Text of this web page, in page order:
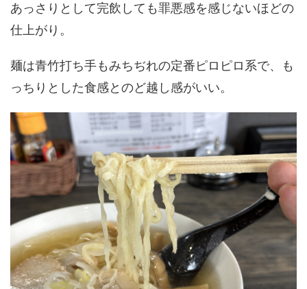
あっさりとして完飲しても罪悪感を感じないほどの
仕上がり。
麺は青竹打ち手もみちぢれの定番ピロピロ系で、も
っちりとした食感とのど越し感がいい。